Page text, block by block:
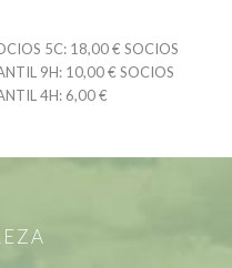
5C: 18,00 € SOCIOS
9H: 10,00 € SOCIOS
4H: 6,00 €